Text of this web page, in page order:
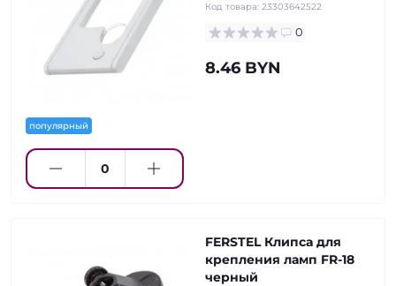
популярный
Код товара: 23303642522
0
8.46 BYN
FERSTEL Клипса для
крепления ламп FR-18
черный